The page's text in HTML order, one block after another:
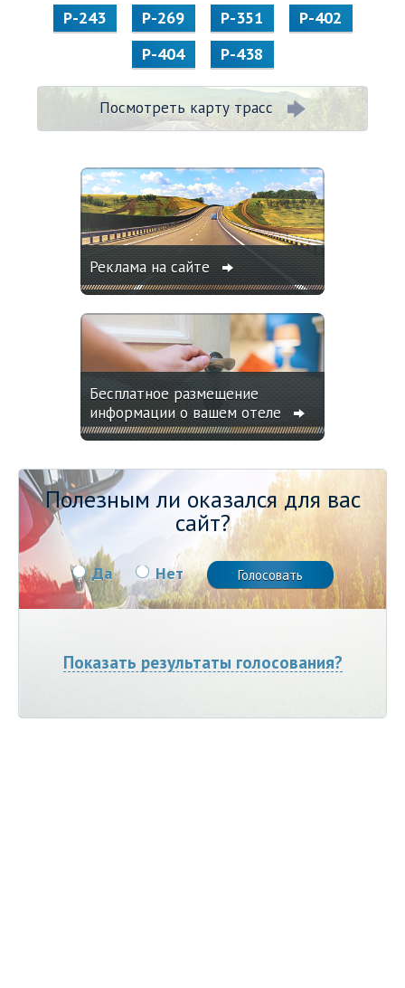
Р-243
Р-269 Р-351
Р-402
Р-404
Р-438
Посмотреть карту трасс
Реклама на сайте
Бесплатное размещение
информации о вашем отеле
Полезным ли оказался для вас
сайт?
Да Нет
Показать результаты голосования?